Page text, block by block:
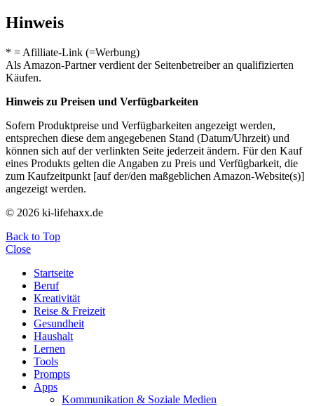
Hinweis
* = Afilliate-Link (=Werbung)
Als Amazon-Partner verdient der Seitenbetreiber an qualifizierten
Käufen.
Hinweis zu Preisen und Verfügbarkeiten
Sofern Produktpreise und Verfügbarkeiten angezeigt werden,
entsprechen diese dem angegebenen Stand (Datum/Uhrzeit) und
können sich auf der verlinkten Seite jederzeit ändern. Für den Kauf
eines Produkts gelten die Angaben zu Preis und Verfügbarkeit, die
zum Kaufzeitpunkt [auf der/den maßgeblichen Amazon-Website(s)]
angezeigt werden.
© 2026 ki-lifehaxx.de
Back to Top
Close
Startseite
Beruf
Kreativität
Reise & Freizeit
Gesundheit
Haushalt
Lernen
Tools
Prompts
Apps
Kommunikation & Soziale Medien